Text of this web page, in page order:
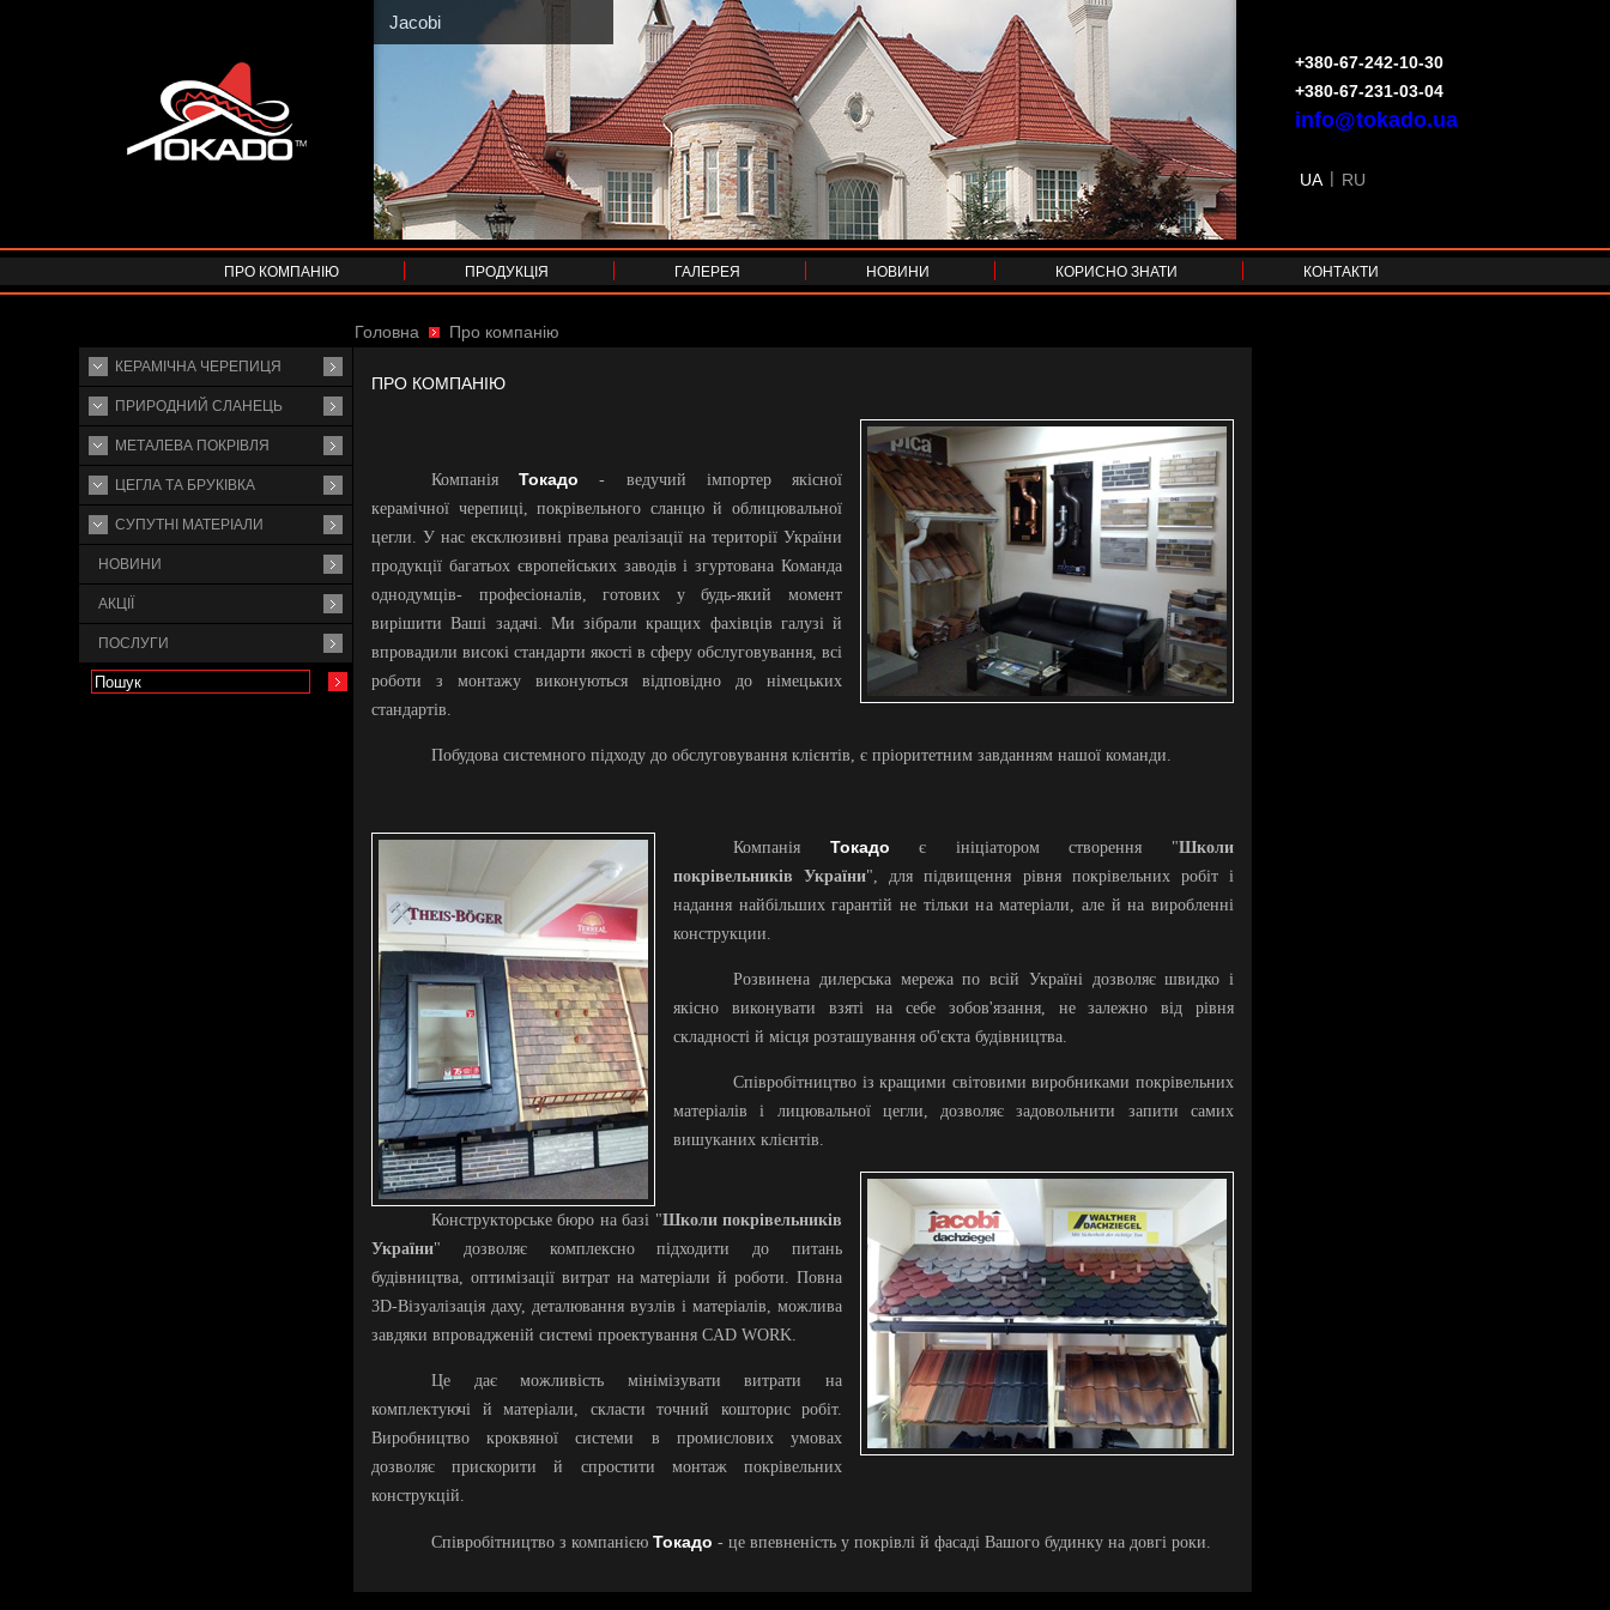
Jacobi
+380-67-242-10-30
+380-67-231-03-04
info@tokado.ua
UA | RU
ПРО КОМПАНІЮ ПРОДУКЦІЯ ГАЛЕРЕЯ НОВИНИ КОРИСНО ЗНАТИ КОНТАКТИ
КЕРАМІЧНА ЧЕРЕПИЦЯ
ПРИРОДНИЙ СЛАНЕЦЬ
МЕТАЛЕВА ПОКРІВЛЯ
ЦЕГЛА ТА БРУКІВКА
СУПУТНI МАТЕРIАЛИ
НОВИНИ
АКЦІЇ
ПОСЛУГИ
ПРО КОМПАНІЮ
КомпаніяТокадо - ведучий імпортер якісної
керамічної черепиці, покрівельного сланцю й облицювальної
цегли. У нас ексклюзивні права реалізації на території України
продукції багатьох європейських заводів і згуртована Команда
однодумців- професіоналів, готових у будь-який момент
вирішити Ваші задачі. Ми зібрали кращих фахівців галузі й
впровадили високі стандарти якості в сферу обслуговування, всі
роботи з монтажу виконуються відповідно до німецьких
стандартів.
Побудова системного підходу до обслуговування клієнтів, є пріоритетним завданням нашої команди.
Компанія Токадо є ініціатором створення "Школи
покрівельників України", для підвищення рівня покрівельних робіт і
надання найбільших гарантій не тільки на матеріали, але й на виробленні
конструкции.
Розвинена дилерська мережа по всій Україні дозволяє швидко і
якісно виконувати взяті на себе зобов'язання, не залежно від рівня
складності й місця розташування об'єкта будівництва.
Співробітництво із кращими світовими виробниками покрівельних
матеріалів і лицювальної цегли, дозволяє задовольнити запити самих
вишуканих клієнтів.
Конструкторське бюро на базі "Школи покрівельників
України" дозволяє комплексно підходити до питань
будівництва, оптимізації витрат на матеріали й роботи. Повна
3D-Візуалізація даху, деталювання вузлів і матеріалів, можлива
завдяки впровадженій системі проектування CAD WORK.
Це дає можливість мінімізувати витрати на
комплектуючі й матеріали, скласти точний кошторис робіт.
Виробництво кроквяної системи в промислових умовах
дозволяє прискорити й спростити монтаж покрівельних
конструкцій.
Співробітництво з компанією Токадо - це впевненість у покрівлі й фасаді Вашого будинку на довгі роки.
Головна Про компанію